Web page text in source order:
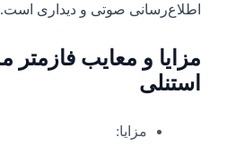
اطلاع‌رسانی صوتی و دیداری است.
استنلی
مزایا: